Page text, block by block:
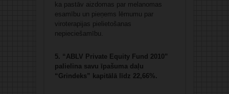
ka pastāv aizdomas par melanomas
esamību un pieņems lēmumu par
viroterapijas pielietošanas
nepieciešamību.
5. “ABLV Private Equity Fund 2010”
palielina savu īpašuma daļu
“Grindeks” kapitālā līdz 22,66%.